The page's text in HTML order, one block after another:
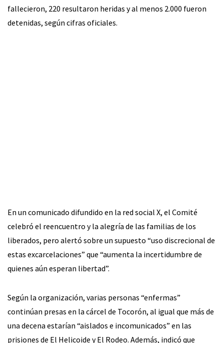
fallecieron, 220 resultaron heridas y al menos 2.000 fueron
detenidas, según cifras oficiales.
En un comunicado difundido en la red social X, el Comité
celebró el reencuentro y la alegría de las familias de los
liberados, pero alertó sobre un supuesto “uso discrecional de
estas excarcelaciones” que “aumenta la incertidumbre de
quienes aún esperan libertad”.
Según la organización, varias personas “enfermas”
continúan presas en la cárcel de Tocorón, al igual que más de
una decena estarían “aislados e incomunicados” en las
prisiones de El Helicoide y El Rodeo. Además, indicó que